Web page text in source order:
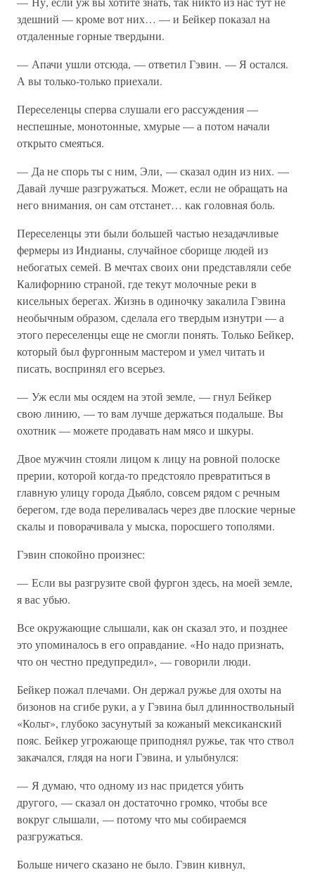
здешний — кроме вот них… — и Бейкер показал на
отдаленные горные твердыни.
— Апачи ушли отсюда, — ответил Гэвин. — Я остался.
А вы только-только приехали.
Переселенцы сперва слушали его рассуждения —
неспешные, монотонные, хмурые — а потом начали
открыто смеяться.
— Да не спорь ты с ним, Эли, — сказал один из них. —
Давай лучше разгружаться. Может, если не обращать на
него внимания, он сам отстанет… как головная боль.
Переселенцы эти были большей частью незадачливые
фермеры из Индианы, случайное сборище людей из
небогатых семей. В мечтах своих они представляли себе
Калифорнию страной, где текут молочные реки в
кисельных берегах. Жизнь в одиночку закалила Гэвина
необычным образом, сделала его твердым изнутри — а
этого переселенцы еще не смогли понять. Только Бейкер,
который был фургонным мастером и умел читать и
писать, воспринял его всерьез.
— Уж если мы осядем на этой земле, — гнул Бейкер
свою линию, — то вам лучше держаться подальше. Вы
охотник — можете продавать нам мясо и шкуры.
Двое мужчин стояли лицом к лицу на ровной полоске
прерии, которой когда-то предстояло превратиться в
главную улицу города Дьябло, совсем рядом с речным
берегом, где вода переливалась через две плоские черные
скалы и поворачивала у мыска, поросшего тополями.
Гэвин спокойно произнес:
— Если вы разгрузите свой фургон здесь, на моей земле,
я вас убью.
Все окружающие слышали, как он сказал это, и позднее
это упоминалось в его оправдание. «Но надо признать,
что он честно предупредил», — говорили люди.
Бейкер пожал плечами. Он держал ружье для охоты на
бизонов на сгибе руки, а у Гэвина был длинноствольный
«Кольт», глубоко засунутый за кожаный мексиканский
пояс. Бейкер угрожающе приподнял ружье, так что ствол
закачался, глядя на ноги Гэвина, и улыбнулся:
— Я думаю, что одному из нас придется убить
другого, — сказал он достаточно громко, чтобы все
вокруг слышали, — потому что мы собираемся
разгружаться.
Больше ничего сказано не было. Гэвин кивнул,